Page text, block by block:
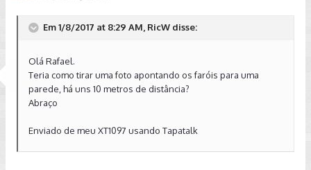
Em 1/8/2017 at 8:29 AM, RicW disse:
Olá Rafael.
Teria como tirar uma foto apontando os faróis para uma
parede, há uns 10 metros de distância?
Abraço
Enviado de meu XT1097 usando Tapatalk